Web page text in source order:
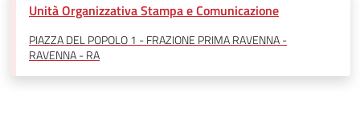
Unità Organizzativa Stampa e Comunicazione
PIAZZA DEL POPOLO 1 - FRAZIONE PRIMA RAVENNA -
RAVENNA - RA